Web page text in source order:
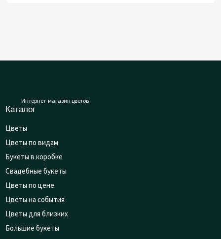
Интернет-магазин цветов
Каталог
Цветы
Цветы по видам
Букеты в коробке
Свадебные букеты
Цветы по цене
Цветы на события
Цветы для близких
Большие букеты